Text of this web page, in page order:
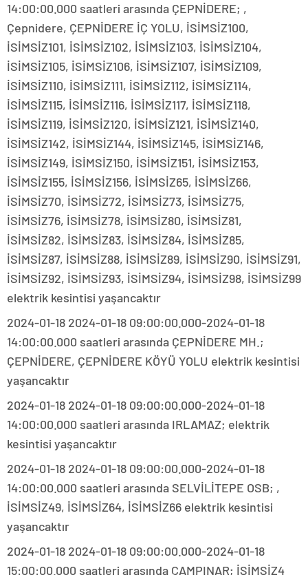
14:00:00.000 saatleri arasında ÇEPNİDERE; ,
Çepnidere, ÇEPNİDERE İÇ YOLU, İSİMSİZ100,
İSİMSİZ101, İSİMSİZ102, İSİMSİZ103, İSİMSİZ104,
İSİMSİZ105, İSİMSİZ106, İSİMSİZ107, İSİMSİZ109,
İSİMSİZ110, İSİMSİZ111, İSİMSİZ112, İSİMSİZ114,
İSİMSİZ115, İSİMSİZ116, İSİMSİZ117, İSİMSİZ118,
İSİMSİZ119, İSİMSİZ120, İSİMSİZ121, İSİMSİZ140,
İSİMSİZ142, İSİMSİZ144, İSİMSİZ145, İSİMSİZ146,
İSİMSİZ149, İSİMSİZ150, İSİMSİZ151, İSİMSİZ153,
İSİMSİZ155, İSİMSİZ156, İSİMSİZ65, İSİMSİZ66,
İSİMSİZ70, İSİMSİZ72, İSİMSİZ73, İSİMSİZ75,
İSİMSİZ76, İSİMSİZ78, İSİMSİZ80, İSİMSİZ81,
İSİMSİZ82, İSİMSİZ83, İSİMSİZ84, İSİMSİZ85,
İSİMSİZ87, İSİMSİZ88, İSİMSİZ89, İSİMSİZ90, İSİMSİZ91,
İSİMSİZ92, İSİMSİZ93, İSİMSİZ94, İSİMSİZ98, İSİMSİZ99
elektrik kesintisi yaşancaktır
2024-01-18 2024-01-18 09:00:00.000-2024-01-18
14:00:00.000 saatleri arasında ÇEPNİDERE MH.;
ÇEPNİDERE, ÇEPNİDERE KÖYÜ YOLU elektrik kesintisi
yaşancaktır
2024-01-18 2024-01-18 09:00:00.000-2024-01-18
14:00:00.000 saatleri arasında IRLAMAZ; elektrik
kesintisi yaşancaktır
2024-01-18 2024-01-18 09:00:00.000-2024-01-18
14:00:00.000 saatleri arasında SELVİLİTEPE OSB; ,
İSİMSİZ49, İSİMSİZ64, İSİMSİZ66 elektrik kesintisi
yaşancaktır
2024-01-18 2024-01-18 09:00:00.000-2024-01-18
15:00:00.000 saatleri arasında ÇAMPINAR; İSİMSİZ4